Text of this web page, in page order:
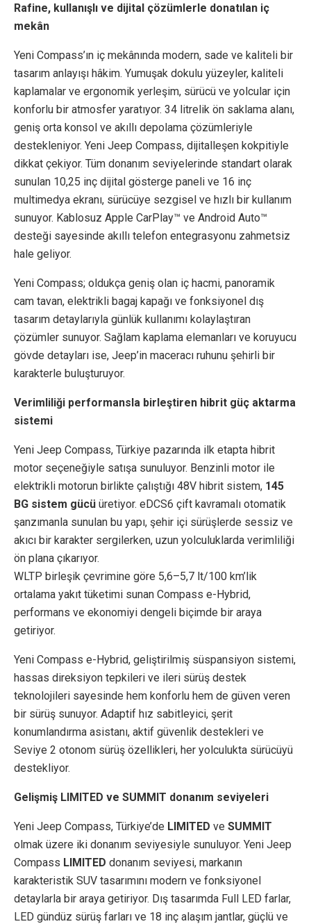
Rafine, kullanışlı ve dijital çözümlerle donatılan iç
mekân
Yeni Compass’ın iç mekânında modern, sade ve kaliteli bir
tasarım anlayışı hâkim. Yumuşak dokulu yüzeyler, kaliteli
kaplamalar ve ergonomik yerleşim, sürücü ve yolcular için
konforlu bir atmosfer yaratıyor. 34 litrelik ön saklama alanı,
geniş orta konsol ve akıllı depolama çözümleriyle
destekleniyor. Yeni Jeep Compass, dijitalleşen kokpitiyle
dikkat çekiyor. Tüm donanım seviyelerinde standart olarak
sunulan 10,25 inç dijital gösterge paneli ve 16 inç
multimedya ekranı, sürücüye sezgisel ve hızlı bir kullanım
sunuyor. Kablosuz Apple CarPlay™ ve Android Auto™
desteği sayesinde akıllı telefon entegrasyonu zahmetsiz
hale geliyor.
Yeni Compass; oldukça geniş olan iç hacmi, panoramik
cam tavan, elektrikli bagaj kapağı ve fonksiyonel dış
tasarım detaylarıyla günlük kullanımı kolaylaştıran
çözümler sunuyor. Sağlam kaplama elemanları ve koruyucu
gövde detayları ise, Jeep’in maceracı ruhunu şehirli bir
karakterle buluşturuyor.
Verimliliği performansla birleştiren hibrit güç aktarma
sistemi
Yeni Jeep Compass, Türkiye pazarında ilk etapta hibrit
motor seçeneğiyle satışa sunuluyor. Benzinli motor ile
elektrikli motorun birlikte çalıştığı 48V hibrit sistem, 145
BG sistem gücü üretiyor. eDCS6 çift kavramalı otomatik
şanzımanla sunulan bu yapı, şehir içi sürüşlerde sessiz ve
akıcı bir karakter sergilerken, uzun yolculuklarda verimliliği
ön plana çıkarıyor.
WLTP birleşik çevrimine göre 5,6–5,7 lt/100 km’lik
ortalama yakıt tüketimi sunan Compass e-Hybrid,
performans ve ekonomiyi dengeli biçimde bir araya
getiriyor.
Yeni Compass e-Hybrid, geliştirilmiş süspansiyon sistemi,
hassas direksiyon tepkileri ve ileri sürüş destek
teknolojileri sayesinde hem konforlu hem de güven veren
bir sürüş sunuyor. Adaptif hız sabitleyici, şerit
konumlandırma asistanı, aktif güvenlik destekleri ve
Seviye 2 otonom sürüş özellikleri, her yolculukta sürücüyü
destekliyor.
Gelişmiş LIMITED ve SUMMIT donanım seviyeleri
Yeni Jeep Compass, Türkiye’de LIMITED ve SUMMIT
olmak üzere iki donanım seviyesiyle sunuluyor. Yeni Jeep
Compass LIMITED donanım seviyesi, markanın
karakteristik SUV tasarımını modern ve fonksiyonel
detaylarla bir araya getiriyor. Dış tasarımda Full LED farlar,
LED gündüz sürüş farları ve 18 inç alaşım jantlar, güçlü ve